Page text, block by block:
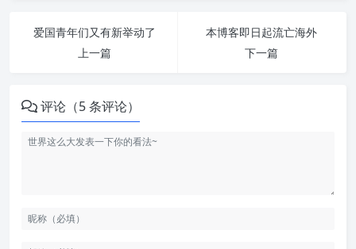
爱国青年们又有新举动了
上一篇
本博客即日起流亡海外
下一篇
评论（5 条评论）